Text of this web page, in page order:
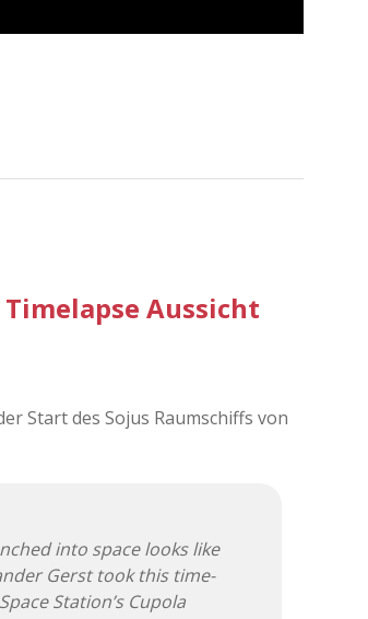
Aussicht
Start des Sojus Raumschiffs von
into space looks like
Gerst took this time-
Station’s Cupola